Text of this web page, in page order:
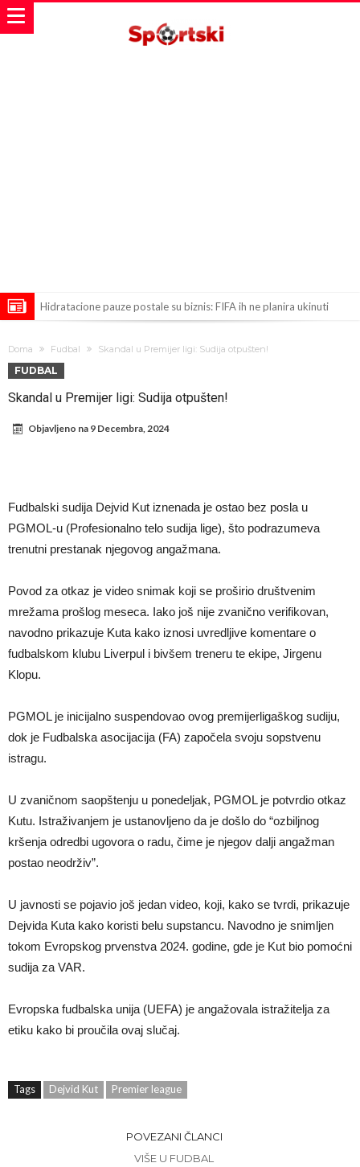
Hidratacione pauze postale su biznis: FIFA ih ne planira ukinuti
Infantino i ljubavnička veza: Kontroverzni detalji i novčana isplata iz
Mudrik se vratio na teren nakon više od 600 dana. Odmah ide na
pozajmicu?
Real Madrid je doneo odluku: Endrick prelazi u Premijer ligu!
Doma Fudbal Skandal u Premijer ligi: Sudija otpušten!
FUDBAL
Skandal u Premijer ligi: Sudija otpušten!
Objavljeno na 9 Decembra, 2024
Fudbalski sudija Dejvid Kut iznenada je ostao bez posla u
PGMOL-u (Profesionalno telo sudija lige), što podrazumeva
trenutni prestanak njegovog angažmana.
Povod za otkaz je video snimak koji se proširio društvenim
mrežama prošlog meseca. Iako još nije zvanično verifikovan,
navodno prikazuje Kuta kako iznosi uvredljive komentare o
fudbalskom klubu Liverpul i bivšem treneru te ekipe, Jirgenu
Klopu.
PGMOL je inicijalno suspendovao ovog premijerligaškog sudiju,
dok je Fudbalska asocijacija (FA) započela svoju sopstvenu
istragu.
U zvaničnom saopštenju u ponedeljak, PGMOL je potvrdio otkaz
Kutu. Istraživanjem je ustanovljeno da je došlo do “ozbiljnog
kršenja odredbi ugovora o radu, čime je njegov dalji angažman
postao neodrživ”.
U javnosti se pojavio još jedan video, koji, kako se tvrdi, prikazuje
Dejvida Kuta kako koristi belu supstancu. Navodno je snimljen
tokom Evropskog prvenstva 2024. godine, gde je Kut bio pomoćni
sudija za VAR.
Evropska fudbalska unija (UEFA) je angažovala istražitelja za
etiku kako bi proučila ovaj slučaj.
Tags Dejvid Kut Premier league
POVEZANI ČLANCI
VIŠE U FUDBAL